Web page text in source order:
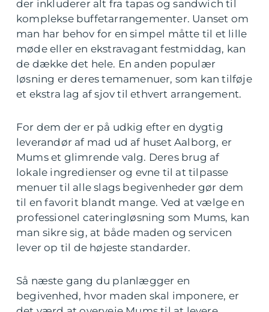
der inkluderer alt fra tapas og sandwich til
komplekse buffetarrangementer. Uanset om
man har behov for en simpel måtte til et lille
møde eller en ekstravagant festmiddag, kan
de dække det hele. En anden populær
løsning er deres temamenuer, som kan tilføje
et ekstra lag af sjov til ethvert arrangement.
For dem der er på udkig efter en dygtig
leverandør af mad ud af huset Aalborg, er
Mums et glimrende valg. Deres brug af
lokale ingredienser og evne til at tilpasse
menuer til alle slags begivenheder gør dem
til en favorit blandt mange. Ved at vælge en
professionel cateringløsning som Mums, kan
man sikre sig, at både maden og servicen
lever op til de højeste standarder.
Så næste gang du planlægger en
begivenhed, hvor maden skal imponere, er